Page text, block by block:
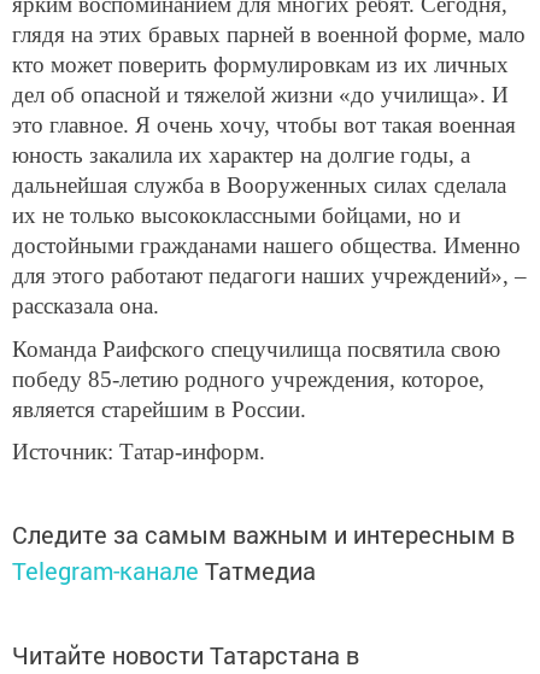
глядя на этих бравых парней в военной форме, мало
кто может поверить формулировкам из их личных
дел об опасной и тяжелой жизни «до училища». И
это главное. Я очень хочу, чтобы вот такая военная
юность закалила их характер на долгие годы, а
дальнейшая служба в Вооруженных силах сделала
их не только высококлассными бойцами, но и
достойными гражданами нашего общества. Именно
для этого работают педагоги наших учреждений», –
рассказала она.
Команда Раифского спецучилища посвятила свою
победу 85-летию родного учреждения, которое,
является старейшим в России.
Источник: Татар-информ.
Следите за самым важным и интересным в
Telegram-канале Татмедиа
Читайте новости Татарстана в